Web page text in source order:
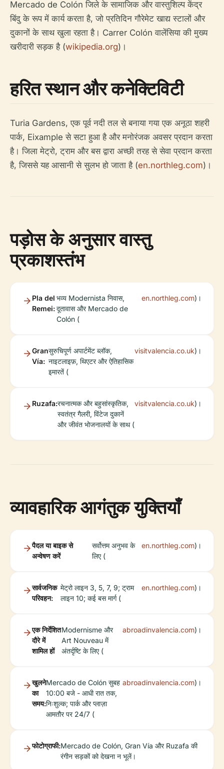
Mercado de Colón जिले के सामाजिक और वास्तुशिल्प केंद्र
बिंदु के रूप में कार्य करता है, जो प्रतिदिन गौरेमेट खाद्य स्टालों और
दुकानों के साथ खुला रहता है। Carrer Colón वालेंसिया की मुख्य
खरीदारी सड़क है (wikipedia.org)।
हरित स्थान और कनेक्टिविटी
Turia Gardens, एक पूर्व नदी तल से बनाया गया एक अनूठा शहरी
पार्क, Eixample से सटा हुआ है और मनोरंजक अवसर प्रदान करता
है। जिला मेट्रो, ट्राम और बस द्वारा अच्छी तरह से सेवा प्रदान करता
है, जिससे यह आसानी से सुलभ हो जाता है (en.northleg.com)।
पड़ोस के अनुसार वास्तु
प्रकाशस्तंभ
Pla del
Remei:
भव्य Modernista निवास,
दूतावास और Mercado de
Colón (
en.northleg.com)।
Gran
Vía:
सुरुचिपूर्ण अपार्टमेंट ब्लॉक,
नाइटलाइफ़, थिएटर और ऐतिहासिक
इमारतें (
visitvalencia.co.uk)।
Ruzafa:रचनात्मक और बहुसांस्कृतिक,
स्वतंत्र गैलरी, विंटेज दुकानें
और जीवंत भोजनालयों के साथ (
visitvalencia.co.uk)।
व्यावहारिक आगंतुक युक्तियाँ
पैदल या बाइक से
अन्वेषण करें
सर्वोत्तम अनुभव के
लिए (
en.northleg.com)।
सार्वजनिक
परिवहन:
मेट्रो लाइन 3, 5, 7, 9; ट्राम
लाइन 10; कई बस मार्ग (
en.northleg.com)।
एक निर्देशित
दौरे में
शामिल हों
Modernisme और
Art Nouveau में
अंतर्दृष्टि के लिए (
abroadinvalencia.com)।
खुलने
का
समय:
Mercado de Colón सुबह
10:00 बजे - आधी रात तक,
निःशुल्क; पार्क और प्लाज़ा
आमतौर पर 24/7 (
abroadinvalencia.com)।
फोटोग्राफी:Mercado de Colón, Gran Vía और Ruzafa की
रंगीन सड़कों को देखना न भूलें।